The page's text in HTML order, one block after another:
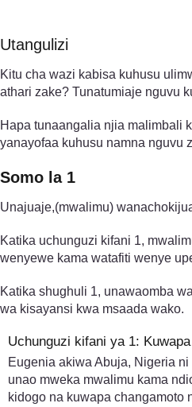
Utangulizi
Kitu cha wazi kabisa kuhusu
athari zake? Tunatumiaje nguvu
Hapa tunaangalia njia malimbali
yanayofaa kuhusu namna nguvu
Somo la 1
Unajuaje,(mwalimu)
Katika uchunguzi kifani 1,
wenyewe kama watafiti wenye
Katika shughuli 1, unawaomba
wa kisayansi kwa msaada wako.
Uchunguzi kifani ya 1:
Eugenia akiwa Abuja, Nigeria
unao mweka mwalimu kama
kidogo na kuwapa changamoto